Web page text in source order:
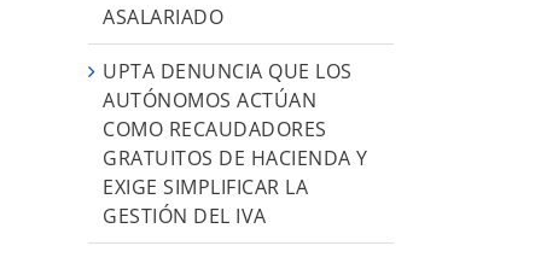
ASALARIADO
UPTA DENUNCIA QUE LOS
AUTÓNOMOS ACTÚAN
COMO RECAUDADORES
GRATUITOS DE HACIENDA Y
EXIGE SIMPLIFICAR LA
GESTIÓN DEL IVA